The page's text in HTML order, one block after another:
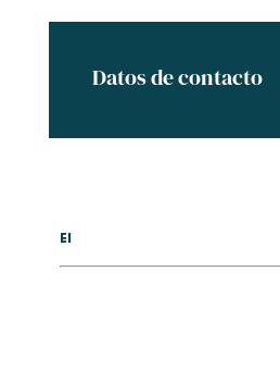
Datos de contacto
El